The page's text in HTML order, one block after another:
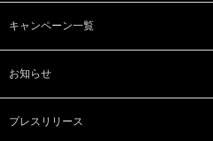
キャンペーン一覧
お知らせ
プレスリリース